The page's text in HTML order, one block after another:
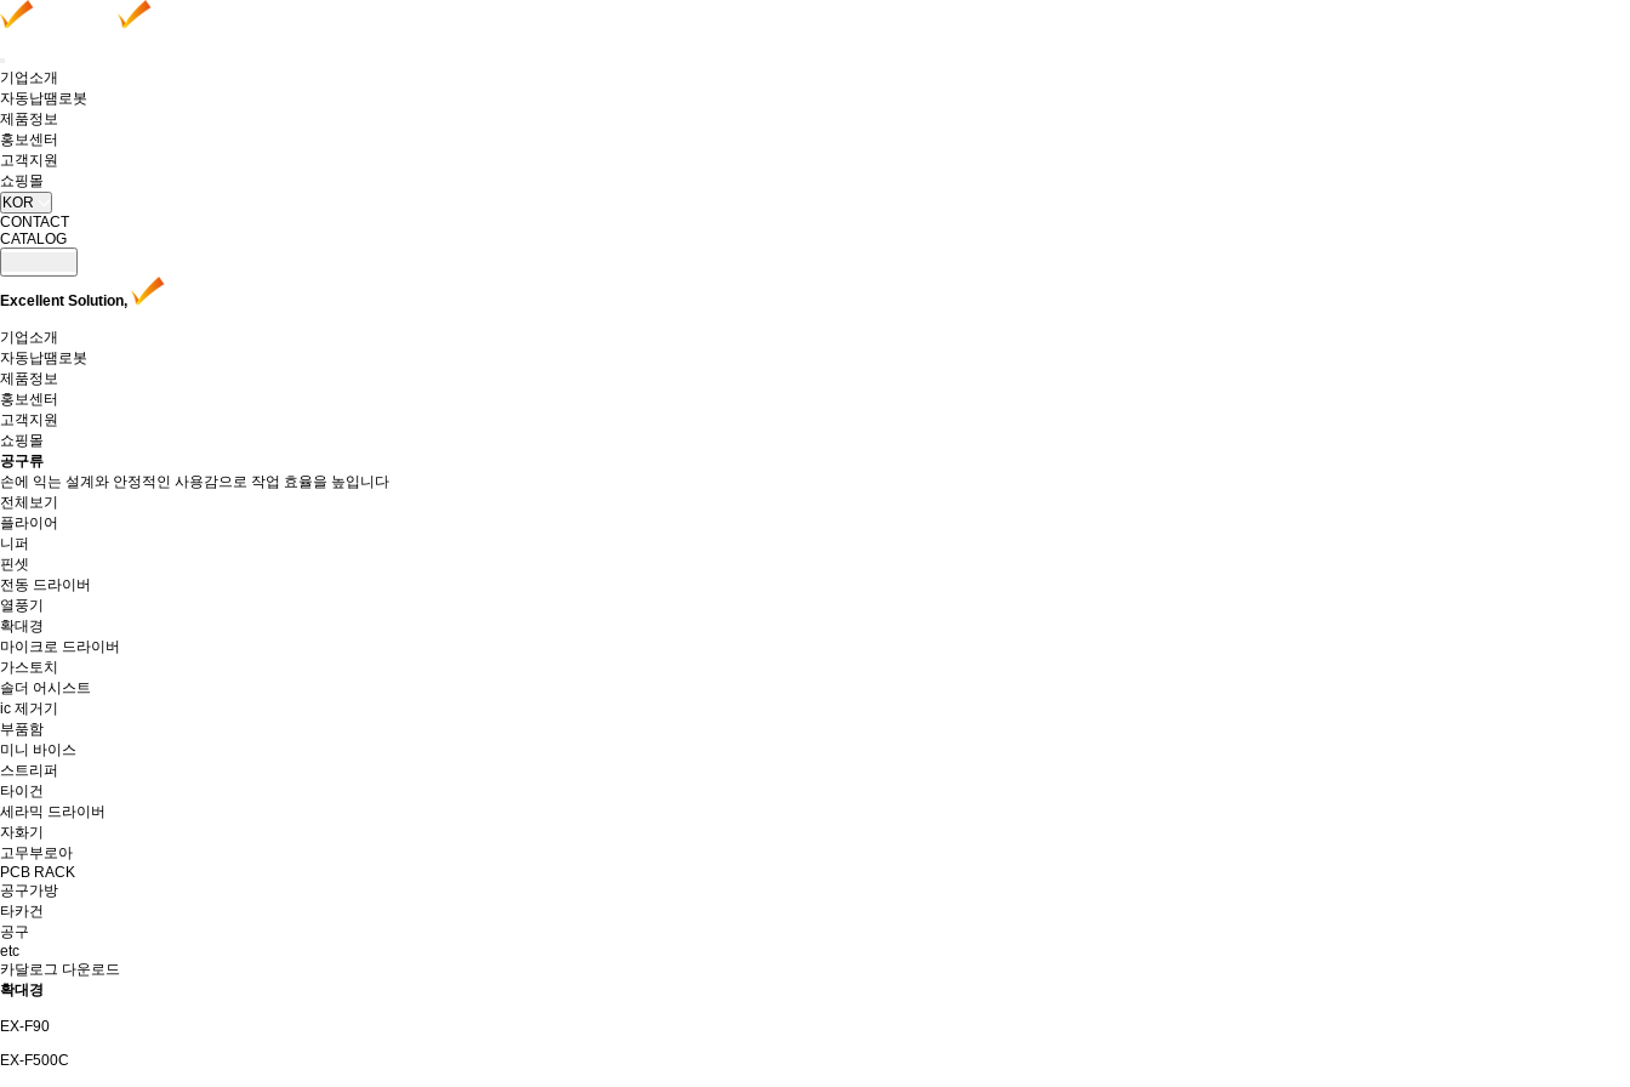
기업소개
자동납땜로봇
제품정보
홍보센터
고객지원
쇼핑몰
KOR
CONTACT
CATALOG
Excellent Solution,
기업소개
자동납땜로봇
제품정보
홍보센터
고객지원
쇼핑몰
공구류
손에 익는 설계와 안정적인 사용감으로 작업 효율을 높입니다
전체보기
플라이어
니퍼
핀셋
전동 드라이버
열풍기
확대경
마이크로 드라이버
가스토치
솔더 어시스트
ic 제거기
부품함
미니 바이스
스트리퍼
타이건
세라믹 드라이버
자화기
고무부로아
PCB RACK
공구가방
타카건
공구
etc
카달로그 다운로드
확대경
EX-F90
EX-F500C